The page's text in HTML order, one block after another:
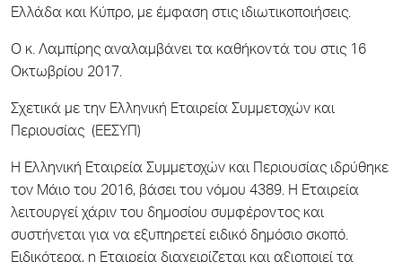
Ελλάδα και Κύπρο, με έμφαση στις ιδιωτικοποιήσεις.
O κ. Λαμπίρης αναλαμβάνει τα καθήκοντά του στις 16
Οκτωβρίου 2017.
Σχετικά με την Ελληνική Εταιρεία Συμμετοχών και
Περιουσίας (ΕΕΣΥΠ)
H Ελληνική Εταιρεία Συμμετοχών και Περιουσίας ιδρύθηκε
τον Μάιο του 2016, βάσει του νόμου 4389. Η Εταιρεία
λειτουργεί χάριν του δημοσίου συμφέροντος και
συστήνεται για να εξυπηρετεί ειδικό δημόσιο σκοπό.